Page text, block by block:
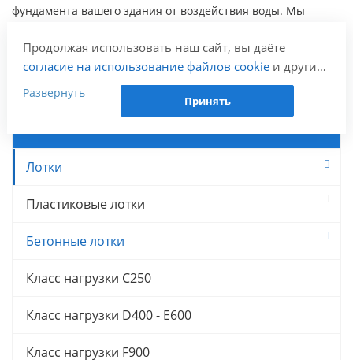
фундамента вашего здания от воздействия воды. Мы
профессиональную установку. Обратитесь к нам для
консультации и получения дополнительной информации!
Лотки
Пластиковые лотки
Бетонные лотки
Класс нагрузки C250
Класс нагрузки D400 - E600
Класс нагрузки F900
Продолжая использовать наш сайт, вы даёте
согласие на использование файлов cookieи других
пользовательских данных (включая IP-адрес,
сведения о местоположении, устройстве, действиях
ретаргетинга и использования систем аналитики
нашейПолитикой обработки персональных
Если вы не хотите, чтобы ваши данные
или покиньте сайт.
Развернуть
Принять